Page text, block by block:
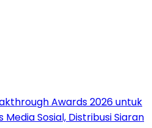
Awards 2026 untuk
Sosial, Distribusi Siaran